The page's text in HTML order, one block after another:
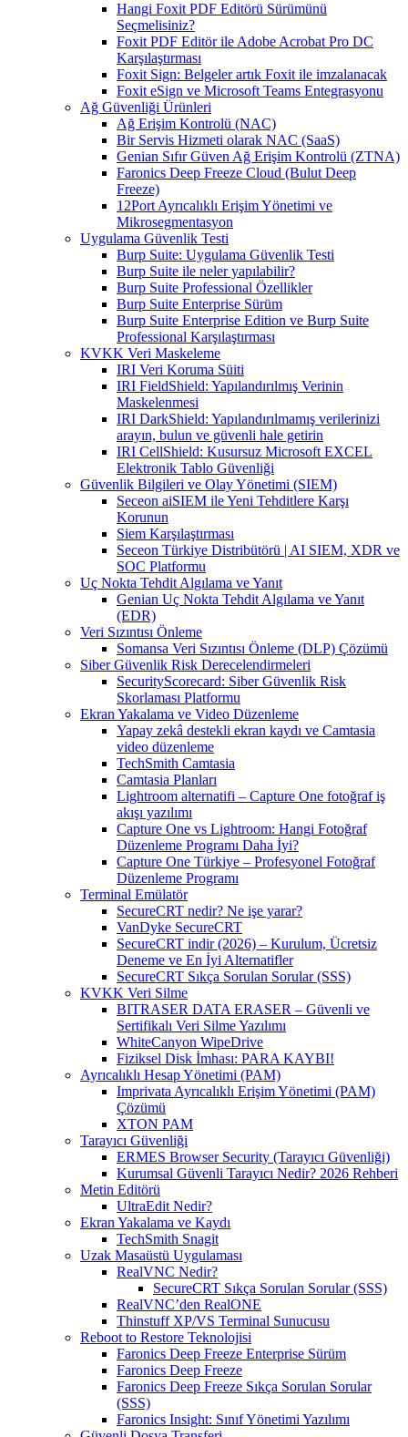
Hangi Foxit PDF Editörü Sürümünü
Seçmelisiniz?
Foxit PDF Editör ile Adobe Acrobat Pro DC
Karşılaştırması
Foxit Sign: Belgeler artık Foxit ile imzalanacak
Foxit eSign ve Microsoft Teams Entegrasyonu
Ağ Güvenliği Ürünleri
Ağ Erişim Kontrolü (NAC)
Bir Servis Hizmeti olarak NAC (SaaS)
Genian Sıfır Güven Ağ Erişim Kontrolü (ZTNA)
Faronics Deep Freeze Cloud (Bulut Deep
Freeze)
12Port Ayrıcalıklı Erişim Yönetimi ve
Mikrosegmentasyon
Uygulama Güvenlik Testi
Burp Suite: Uygulama Güvenlik Testi
Burp Suite ile neler yapılabilir?
Burp Suite Professional Özellikler
Burp Suite Enterprise Sürüm
Burp Suite Enterprise Edition ve Burp Suite
Professional Karşılaştırması
KVKK Veri Maskeleme
IRI Veri Koruma Süiti
IRI FieldShield: Yapılandırılmış Verinin
Maskelenmesi
IRI DarkShield: Yapılandırılmamış verilerinizi
arayın, bulun ve güvenli hale getirin
IRI CellShield: Kusursuz Microsoft EXCEL
Elektronik Tablo Güvenliği
Güvenlik Bilgileri ve Olay Yönetimi (SIEM)
Seceon aiSIEM ile Yeni Tehditlere Karşı
Korunun
Siem Karşılaştırması
Seceon Türkiye Distribütörü | AI SIEM, XDR ve
SOC Platformu
Uç Nokta Tehdit Algılama ve Yanıt
Genian Uç Nokta Tehdit Algılama ve Yanıt
(EDR)
Veri Sızıntısı Önleme
Somansa Veri Sızıntısı Önleme (DLP) Çözümü
Siber Güvenlik Risk Derecelendirmeleri
SecurityScorecard: Siber Güvenlik Risk
Skorlaması Platformu
Ekran Yakalama ve Video Düzenleme
Yapay zekâ destekli ekran kaydı ve Camtasia
video düzenleme
TechSmith Camtasia
Camtasia Planları
Lightroom alternatifi – Capture One fotoğraf iş
akışı yazılımı
Capture One vs Lightroom: Hangi Fotoğraf
Düzenleme Programı Daha İyi?
Capture One Türkiye – Profesyonel Fotoğraf
Düzenleme Programı
Terminal Emülatör
SecureCRT nedir? Ne işe yarar?
VanDyke SecureCRT
SecureCRT indir (2026) – Kurulum, Ücretsiz
Deneme ve En İyi Alternatifler
SecureCRT Sıkça Sorulan Sorular (SSS)
KVKK Veri Silme
BITRASER DATA ERASER – Güvenli ve
Sertifikalı Veri Silme Yazılımı
WhiteCanyon WipeDrive
Fiziksel Disk İmhası: PARA KAYBI!
Ayrıcalıklı Hesap Yönetimi (PAM)
Imprivata Ayrıcalıklı Erişim Yönetimi (PAM)
Çözümü
XTON PAM
Tarayıcı Güvenliği
ERMES Browser Security (Tarayıcı Güvenliği)
Kurumsal Güvenli Tarayıcı Nedir? 2026 Rehberi
Metin Editörü
UltraEdit Nedir?
Ekran Yakalama ve Kaydı
TechSmith Snagit
Uzak Masaüstü Uygulaması
RealVNC Nedir?
SecureCRT Sıkça Sorulan Sorular (SSS)
RealVNC’den RealONE
Thinstuff XP/VS Terminal Sunucusu
Reboot to Restore Teknolojisi
Faronics Deep Freeze Enterprise Sürüm
Faronics Deep Freeze
Faronics Deep Freeze Sıkça Sorulan Sorular
(SSS)
Faronics Insight: Sınıf Yönetimi Yazılımı